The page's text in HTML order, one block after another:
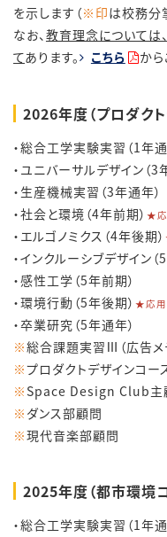
を示します（※印は校務分
なお、教育理念については、
てあります。 こちら から
2026年度（プロダク
・総合工学実験実習（1年
・ユニバーサルデザイン（3
・生産機械実習（3年通年）
・社会と環境（4年前期） ★応
・エルゴノミクス（4年後期）
・インクルーシブデザイン（
・感性工学（5年前期）
・環境行動（5年後期） ★応用
・卒業研究（5年通年）
※総合課題実習Ⅲ（広告メ
※プロダクトデザインコー
※ Space Design Club主
※ ダンス部顧問
※現代音楽部顧問
2025年度（都市環境
・総合工学実験実習（1年